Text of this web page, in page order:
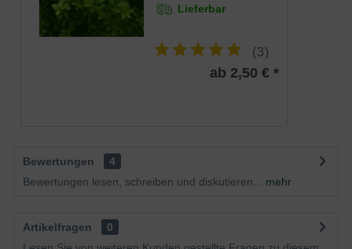
Lieferbar
(3)
ab 2,50 € *
Bewertungen
4
Bewertungen lesen, schreiben und diskutieren...
mehr
Artikelfragen
0